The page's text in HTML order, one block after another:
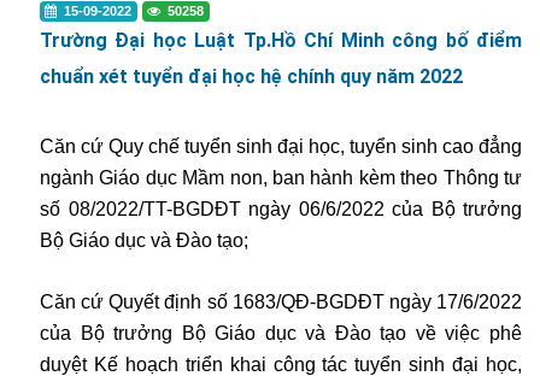
15-09-2022 50258
Trường Đại học Luật Tp.Hồ Chí Minh công bố điểm
chuẩn xét tuyển đại học hệ chính quy năm 2022
Căn cứ Quy chế tuyển sinh đại học, tuyển sinh cao đẳng
ngành Giáo dục Mầm non, ban hành kèm theo Thông tư
số 08/2022/TT-BGDĐT ngày 06/6/2022 của Bộ trưởng
Bộ Giáo dục và Đào tạo;
Căn cứ Quyết định số 1683/QĐ-BGDĐT ngày 17/6/2022
của Bộ trưởng Bộ Giáo dục và Đào tạo về việc phê
duyệt Kế hoạch triển khai công tác tuyển sinh đại học,